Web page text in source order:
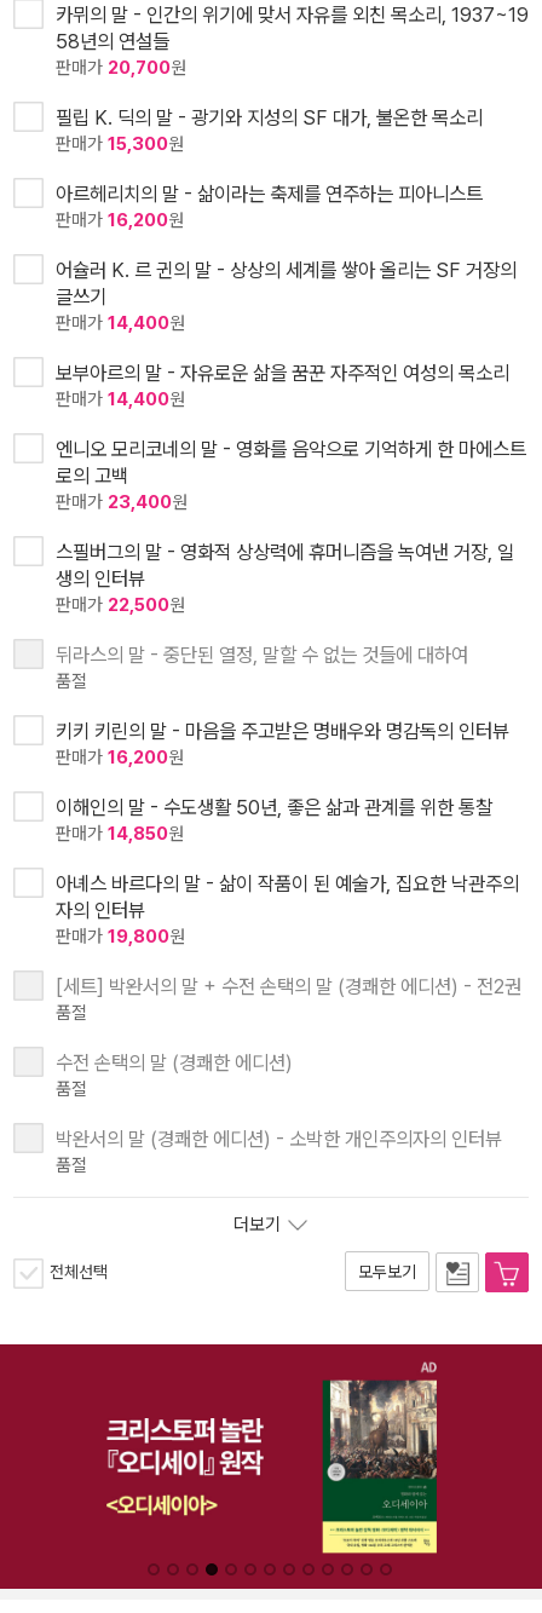
카뮈의 말 - 인간의 위기에 맞서 자유를 외친 목소리, 1937~19
58년의 연설들
판매가 20,700원
필립 K. 딕의 말 - 광기와 지성의 SF 대가, 불온한 목소리
판매가 15,300원
아르헤리치의 말 - 삶이라는 축제를 연주하는 피아니스트
판매가 16,200원
어슐러 K. 르 귄의 말 - 상상의 세계를 쌓아 올리는 SF 거장의
글쓰기
판매가 14,400원
보부아르의 말 - 자유로운 삶을 꿈꾼 자주적인 여성의 목소리
판매가 14,400원
엔니오 모리코네의 말 - 영화를 음악으로 기억하게 한 마에스트
로의 고백
판매가 23,400원
스필버그의 말 - 영화적 상상력에 휴머니즘을 녹여낸 거장, 일
생의 인터뷰
판매가 22,500원
뒤라스의 말 - 중단된 열정, 말할 수 없는 것들에 대하여
품절
키키 키린의 말 - 마음을 주고받은 명배우와 명감독의 인터뷰
판매가 16,200원
이해인의 말 - 수도생활 50년, 좋은 삶과 관계를 위한 통찰
판매가 14,850원
아녜스 바르다의 말 - 삶이 작품이 된 예술가, 집요한 낙관주의
자의 인터뷰
판매가 19,800원
[세트] 박완서의 말 + 수전 손택의 말 (경쾌한 에디션) - 전2권
품절
수전 손택의 말 (경쾌한 에디션)
품절
박완서의 말 (경쾌한 에디션) - 소박한 개인주의자의 인터뷰
품절
더보기
전체선택 모두보기